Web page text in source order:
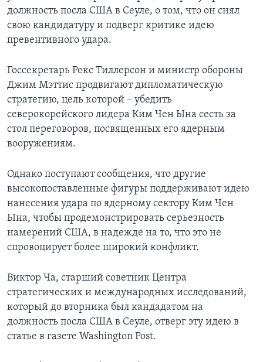
должность посла США в Сеуле, о том, что он снял
свою кандидатуру и подверг критике идею
превентивного удара.
Госсекретарь Рекс Тиллерсон и министр обороны
Джим Мэттис продвигают дипломатическую
стратегию, цель которой – убедить
северокорейского лидера Ким Чен Ына сесть за
стол переговоров, посвященных его ядерным
вооружениям.
Однако поступают сообщения, что другие
высокопоставленные фигуры поддерживают идею
нанесения удара по ядерному сектору Ким Чен
Ына, чтобы продемонстрировать серьезность
намерений США, в надежде на то, что это не
спровоцирует более широкий конфликт.
Виктор Ча, старший советник Центра
стратегических и международных исследований,
который до вторника был кандадатом на
должность посла США в Сеуле, отверг эту идею в
статье в газете Washington Post.